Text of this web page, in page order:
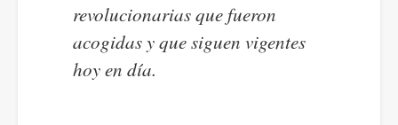
revolucionarias que fueron
acogidas y que siguen vigentes
hoy en día.